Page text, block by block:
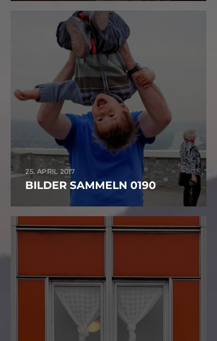
25. APRIL 2017
BILDER SAMMELN 0190